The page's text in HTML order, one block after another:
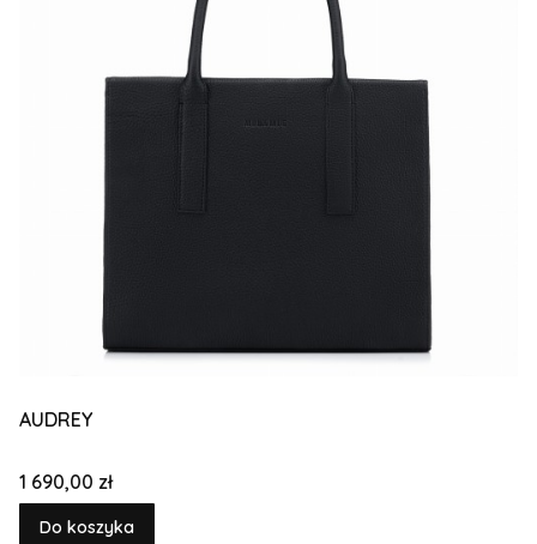
AUDREY
Cena
1 690,00 zł
Do koszyka